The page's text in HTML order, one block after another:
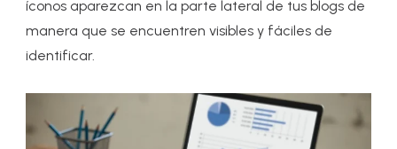
íconos aparezcan en la parte lateral de tus blogs de
manera que se encuentren visibles y fáciles de
identificar.